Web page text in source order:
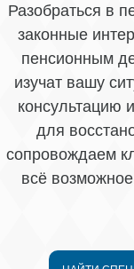
Разобраться в
законные
пенсионным
изучат вашу
консультацию
для
сопровождаем
всё